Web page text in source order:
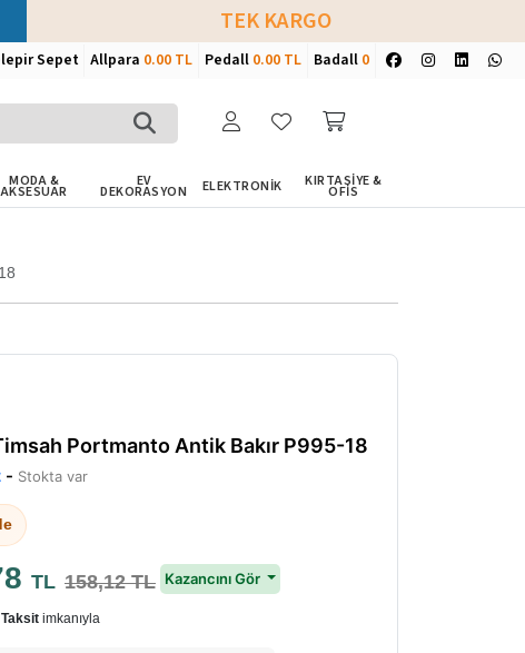
TEK KARGO
Sepet Allpara 0.00 TL Pedall 0.00 TL Badall 0
MODA &
AKSESUAR
EV
DEKORASYON ELEKTRONİK KIRTASİYE &
OFİS
Portmanto Antik Bakır P995-18
- Stokta var
TL 158,12 TL Kazancını Gör
Taksit imkanıyla